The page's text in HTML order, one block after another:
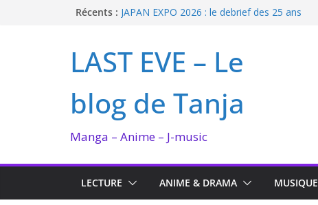
Récents : JAPAN EXPO 2026 : le debrief des 25 ans
I’m not in love de Zeniko Sumiya
Enomoto n’est pas un ange
LAST EVE – Le
blog de Tanja
Manga – Anime – J-music
LECTURE ANIME & DRAMA MUSIQUE